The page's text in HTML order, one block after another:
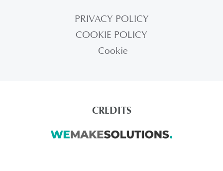
PRIVACY POLICY
COOKIE POLICY
Cookie
CREDITS